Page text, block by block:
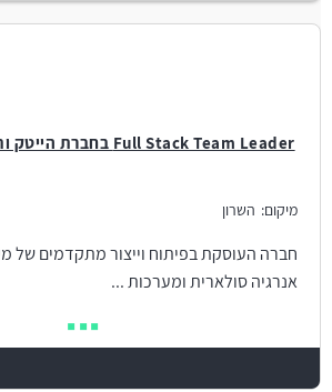
Full Stack Team Leader בחברת הייטק ותיקה ורווחית
מיקום: השרון
חברה העוסקת בפיתוח וייצור מתקדמים של
אנרגיה סולארית ומערכות ...